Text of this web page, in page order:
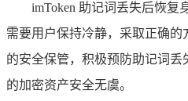
imToken 助记词丢失后恢复
需要用户保持冷静，采取正确的
的安全保管，积极预防助记词
的加密资产安全无虞。